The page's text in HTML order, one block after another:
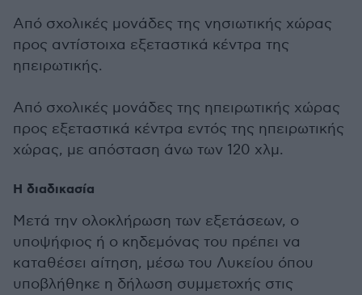
Από σχολικές μονάδες της νησιωτικής χώρας
προς αντίστοιχα εξεταστικά κέντρα της
ηπειρωτικής.
Από σχολικές μονάδες της ηπειρωτικής χώρας
προς εξεταστικά κέντρα εντός της ηπειρωτικής
χώρας, με απόσταση άνω των 120 χλμ.
Η διαδικασία
Μετά την ολοκλήρωση των εξετάσεων, ο
υποψήφιος ή ο κηδεμόνας του πρέπει να
καταθέσει αίτηση, μέσω του Λυκείου όπου
υποβλήθηκε η δήλωση συμμετοχής στις